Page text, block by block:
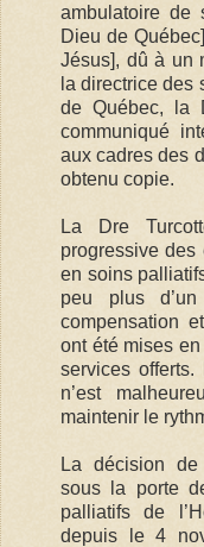
ambulatoire de
Dieu de
Jésus], dû à un
la directrice des
de Québec, la
communiqué
aux cadres des
obtenu copie.
La Dre
progressive des
en soins
peu plus
compensation
ont été mises
services offerts.
n’est
maintenir le
La décision
sous la porte
palliatifs de
depuis le 4